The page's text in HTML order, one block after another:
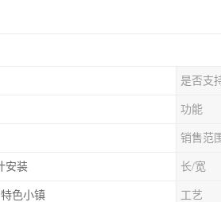
是否支
功能
销售范
安装 长/宽
色小镇 工艺